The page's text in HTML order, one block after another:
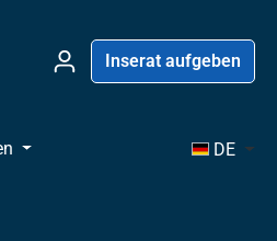
Inserat aufgeben
DE